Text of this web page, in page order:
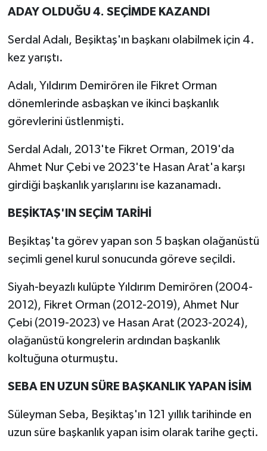
ADAY OLDUĞU 4. SEÇİMDE KAZANDI
Serdal Adalı, Beşiktaş'ın başkanı olabilmek için 4.
kez yarıştı.
Adalı, Yıldırım Demirören ile Fikret Orman
dönemlerinde asbaşkan ve ikinci başkanlık
görevlerini üstlenmişti.
Serdal Adalı, 2013'te Fikret Orman, 2019'da
Ahmet Nur Çebi ve 2023'te Hasan Arat'a karşı
girdiği başkanlık yarışlarını ise kazanamadı.
BEŞİKTAŞ'IN SEÇİM TARİHİ
Beşiktaş'ta görev yapan son 5 başkan olağanüstü
seçimli genel kurul sonucunda göreve seçildi.
Siyah-beyazlı kulüpte Yıldırım Demirören (2004-
2012), Fikret Orman (2012-2019), Ahmet Nur
Çebi (2019-2023) ve Hasan Arat (2023-2024),
olağanüstü kongrelerin ardından başkanlık
koltuğuna oturmuştu.
SEBA EN UZUN SÜRE BAŞKANLIK YAPAN İSİM
Süleyman Seba, Beşiktaş'ın 121 yıllık tarihinde en
uzun süre başkanlık yapan isim olarak tarihe geçti.